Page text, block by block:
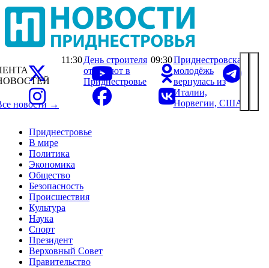
Приднестровье
В мире
Политика
Экономика
Общество
Безопасность
Происшествия
Культура
Наука
Спорт
Президент
Верховный Совет
Правительство
новости →
11:30День строителя
отмечают в
Приднестровье
09:30Приднестровская
молодёжь
вернулась из
Италии,
Норвегии, США